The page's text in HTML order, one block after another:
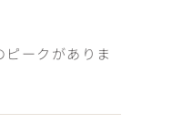
ークがありま